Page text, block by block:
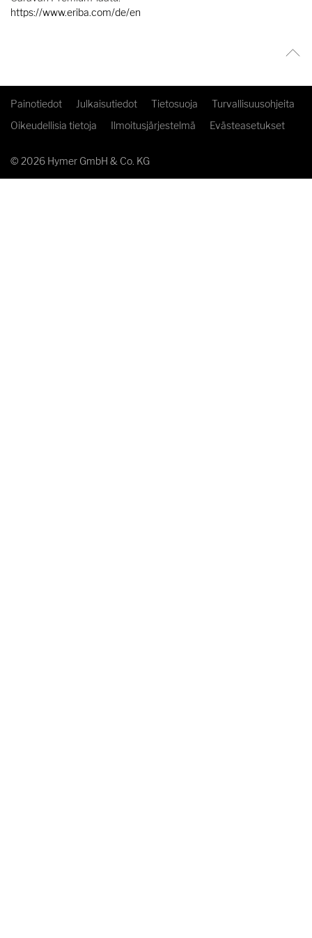
https://www.eriba.com/de/en
Painotiedot Julkaisutiedot Tietosuoja
Turvallisuusohjeita
Oikeudellisia tietoja
Ilmoitusjärjestelmä Evästeasetukset
© 2026 Hymer GmbH & Co. KG